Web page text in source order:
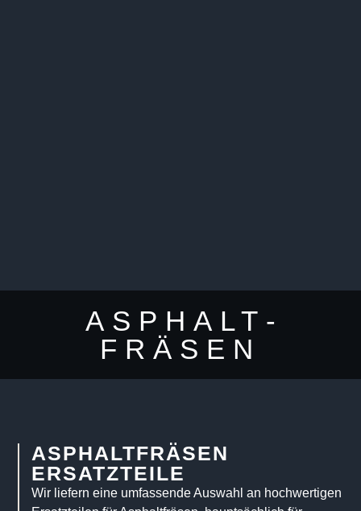
ASPHALT­
FRÄSEN
ASPHALT­FRÄSEN
ERSATZTEILE
Wir liefern eine umfassende Auswahl an hochwertigen